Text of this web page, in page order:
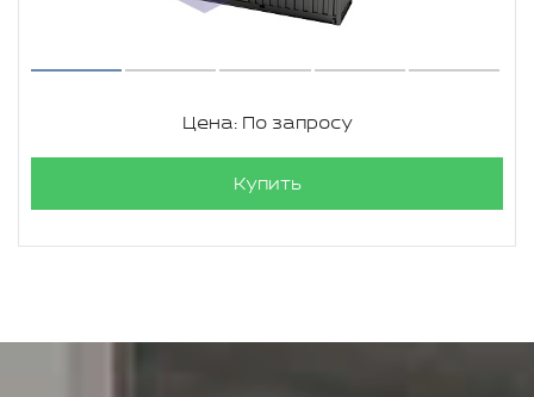
Цена: По запросу
Купить